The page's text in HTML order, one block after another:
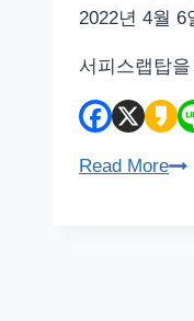
2022년 4월 6
서피스랩탑
Read More노